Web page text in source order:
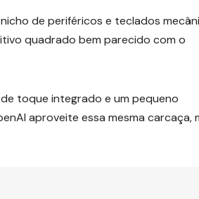
de periféricos e teclados
quadrado bem parecido com o
toque integrado e um pequeno
aproveite essa mesma carcaça,